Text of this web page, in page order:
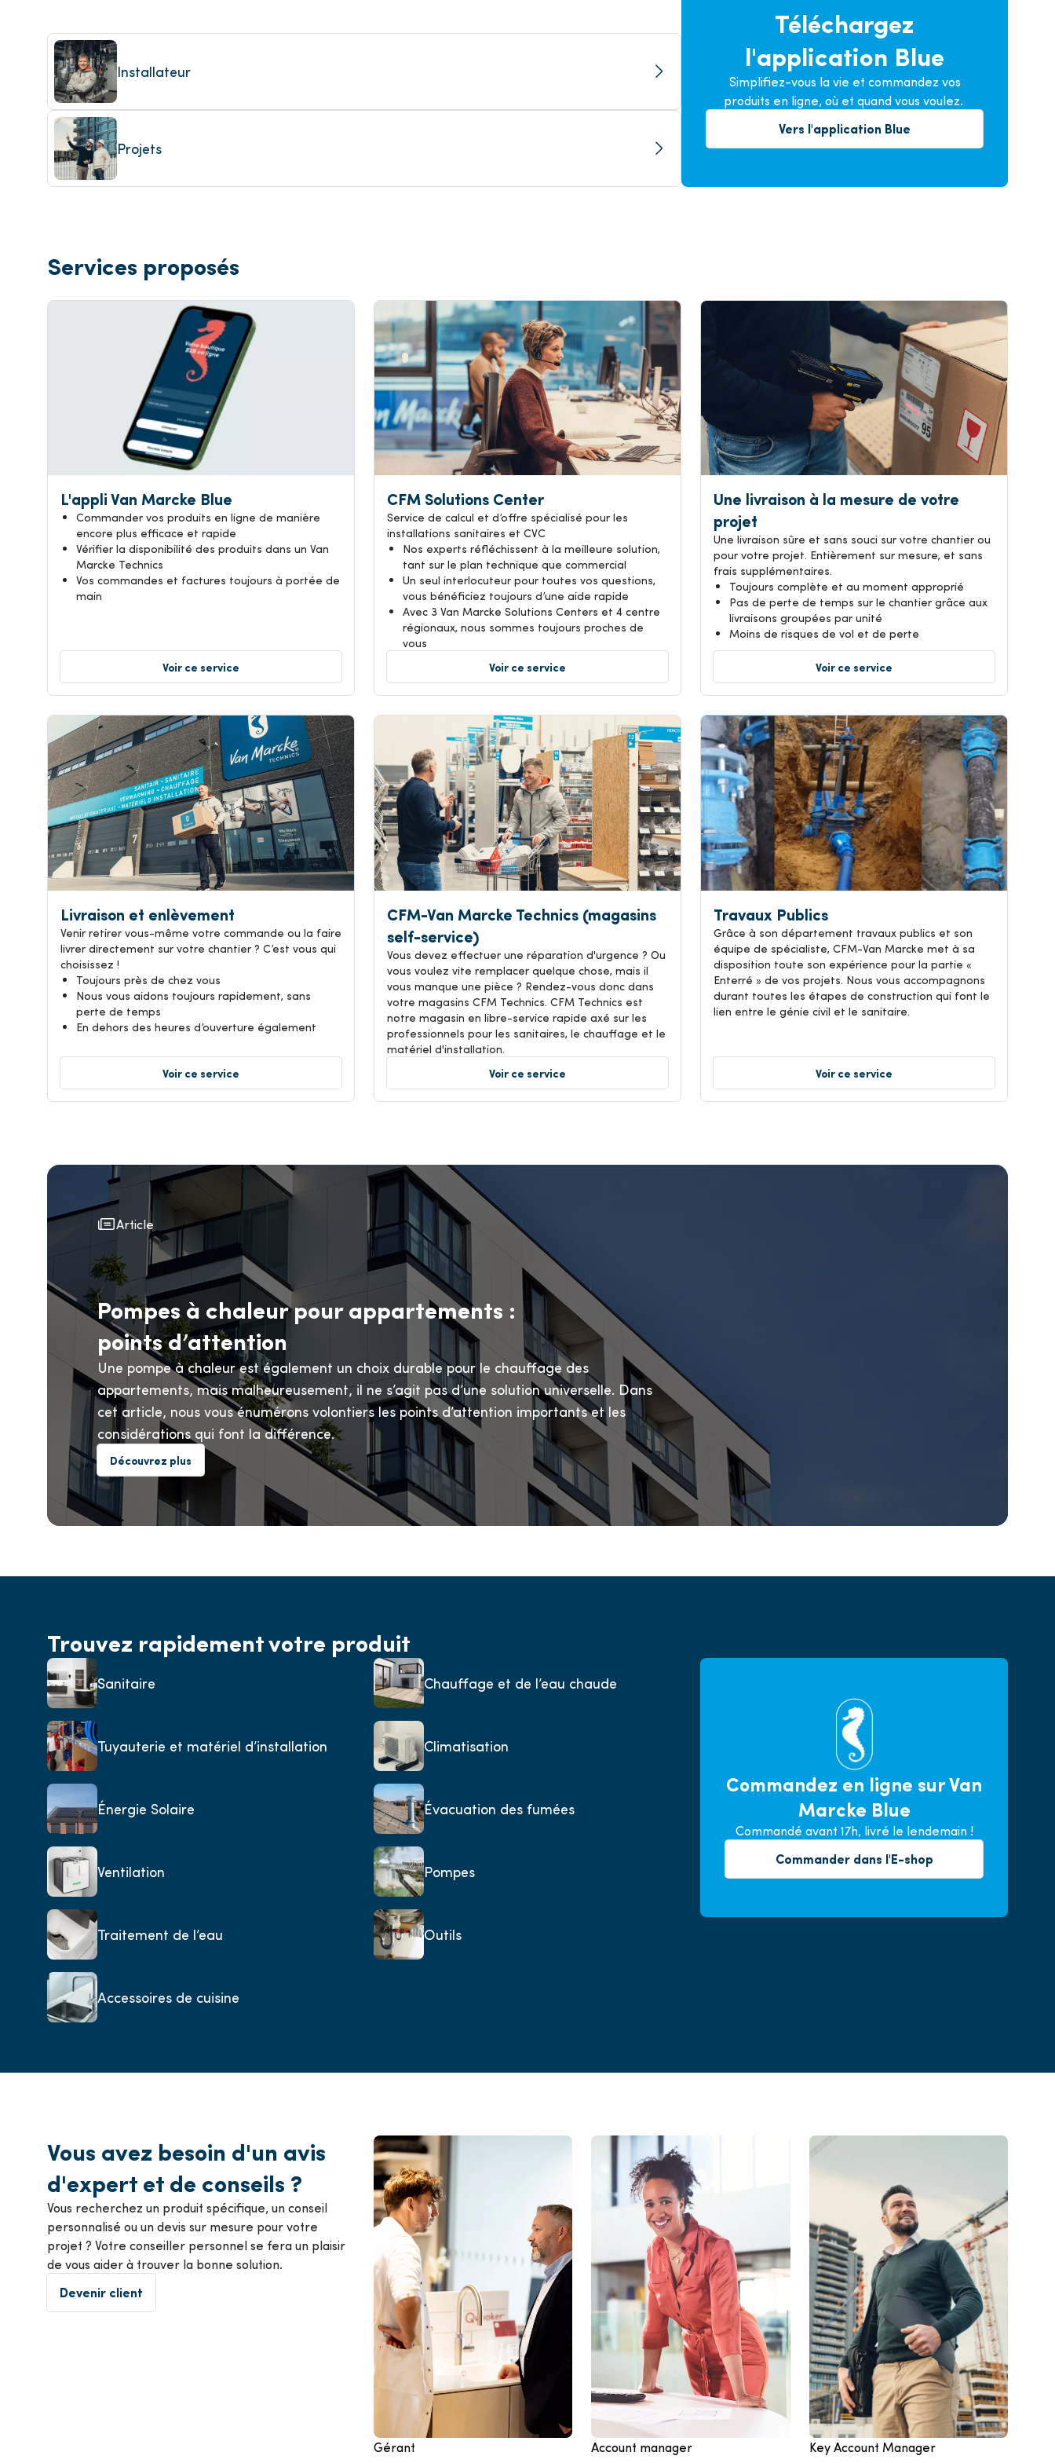
Voir tous les produits
Installateur
Projets
Téléchargez
l'application Blue
Simplifiez-vous la vie et commandez vos
produits en ligne, où et quand vous voulez.
Vers l'application Blue
Services proposés
L'appli Van Marcke Blue
Commander vos produits en ligne de manière
encore plus efficace et rapide
Vérifier la disponibilité des produits dans un Van
Marcke Technics
Vos commandes et factures toujours à portée de
main
Voir ce service
CFM Solutions Center
Service de calcul et d’offre spécialisé pour les
installations sanitaires et CVC
Nos experts réfléchissent à la meilleure solution,
tant sur le plan technique que commercial
Un seul interlocuteur pour toutes vos questions,
vous bénéficiez toujours d’une aide rapide
Avec 3 Van Marcke Solutions Centers et 4 centre
régionaux, nous sommes toujours proches de
vous
Voir ce service
Une livraison à la mesure de votre
projet
Une livraison sûre et sans souci sur votre chantier ou
pour votre projet. Entièrement sur mesure, et sans
frais supplémentaires.
Toujours complète et au moment approprié
Pas de perte de temps sur le chantier grâce aux
livraisons groupées par unité
Moins de risques de vol et de perte
Voir ce service
Livraison et enlèvement
Venir retirer vous-même votre commande ou la faire
livrer directement sur votre chantier ? C’est vous qui
choisissez !
Toujours près de chez vous
Nous vous aidons toujours rapidement, sans
perte de temps
En dehors des heures d’ouverture également
Voir ce service
CFM-Van Marcke Technics (magasins
self-service)
Vous devez effectuer une réparation d'urgence ? Ou
vous voulez vite remplacer quelque chose, mais il
vous manque une pièce ? Rendez-vous donc dans
votre magasins CFM Technics. CFM Technics est
notre magasin en libre-service rapide axé sur les
professionnels pour les sanitaires, le chauffage et le
matériel d'installation.
Voir ce service
Travaux Publics
Grâce à son département travaux publics et son
équipe de spécialiste, CFM-Van Marcke met à sa
disposition toute son expérience pour la partie «
Enterré » de vos projets. Nous vous accompagnons
durant toutes les étapes de construction qui font le
lien entre le génie civil et le sanitaire.
Voir ce service
Article
Pompes à chaleur pour appartements :
points d’attention
Une pompe à chaleur est également un choix durable pour le chauffage des
appartements, mais malheureusement, il ne s’agit pas d’une solution universelle. Dans
cet article, nous vous énumérons volontiers les points d’attention importants et les
considérations qui font la différence.
Découvrez plus
Trouvez rapidement votre produit
Sanitaire Chauffage et de l’eau chaude
Tuyauterie et matériel d’installation Climatisation
Énergie Solaire Évacuation des fumées
Ventilation Pompes
Traitement de l’eau Outils
Accessoires de cuisine
Commandez en ligne sur Van
Marcke Blue
Commandé avant 17h, livré le lendemain !
Commander dans l'E-shop
Vous avez besoin d'un avis
d'expert et de conseils ?
Vous recherchez un produit spécifique, un conseil
personnalisé ou un devis sur mesure pour votre
projet ? Votre conseiller personnel se fera un plaisir
de vous aider à trouver la bonne solution.
Devenir client
Gérant Account manager Key Account Manager